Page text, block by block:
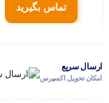
تماس بگیرید
ارسال سریع
امکان تحویل اکسپرس